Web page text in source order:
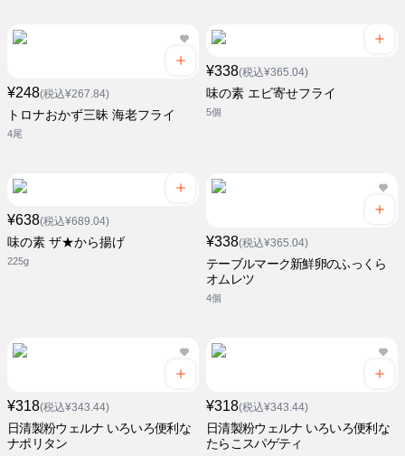
¥248(税込¥267.84)
トロナおかず三昧 海老フライ
4尾
¥338(税込¥365.04)
味の素 エビ寄せフライ
5個
¥638(税込¥689.04)
味の素 ザ★から揚げ
225g
¥338(税込¥365.04)
テーブルマーク新鮮卵のふっくら
オムレツ
4個
¥318(税込¥343.44)
日清製粉ウェルナ いろいろ便利な
ナポリタン
¥318(税込¥343.44)
日清製粉ウェルナ いろいろ便利な
たらこスパゲティ